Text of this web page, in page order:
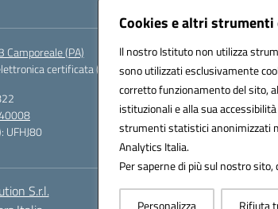
Cookies e altri
Il nostro Istituto non utilizza
sono utilizzati esclusivamente
corretto funzionamento del sito,
istituzionali e alla sua
strumenti statistici anonimizzati
Analytics Italia.
Per saperne di più sul nostro sito,
Personalizza Rifiuta
Camporeale (PA)
certificata (PEC):paic840008@pec.istruzione.it
UFHJ80
S.r.l.